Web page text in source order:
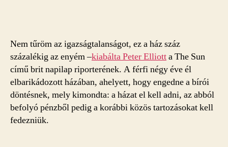
Nem tűröm az igazságtalanságot, ez a ház száz
százalékig az enyém –kiabálta Peter Elliotta The Sun
című brit napilap riporterének. A férfi négy éve él
elbarikádozott házában, ahelyett, hogy engedne a bírói
döntésnek, mely kimondta: a házat el kell adni, az abból
befolyó pénzből pedig a korábbi közös tartozásokat kell
fedezniük.